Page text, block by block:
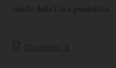
sorelle della Casa generalizia.
24-gennaio_it